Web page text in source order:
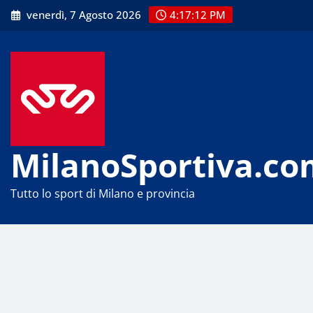
Skip
to
venerdì, 7 Agosto 2026 4:17:12 PM
Tutto lo sport di Milano e provincia